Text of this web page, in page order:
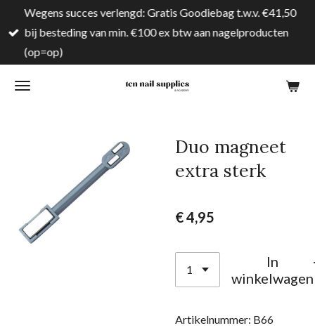
direct
naar
hoofdinhoud
Wegens succes verlengd: Gratis Goodiebag t.w.v. €41,50
bij besteding van min. €100 ex btw aan nagelproducten
(op=op)
Duo magneet
extra sterk
€ 4,95
In
winkelwagen
Artikelnummer: B66